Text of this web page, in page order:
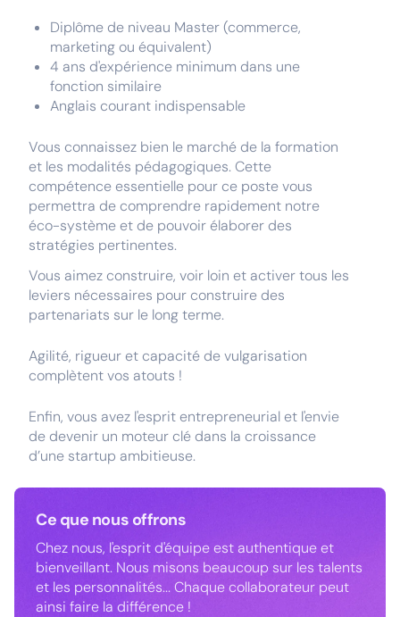
Diplôme de niveau Master (commerce,
marketing ou équivalent)
4 ans d'expérience minimum dans une
fonction similaire
Anglais courant indispensable
Vous connaissez bien le marché de la formation
et les modalités pédagogiques. Cette
compétence essentielle pour ce poste vous
permettra de comprendre rapidement notre
éco-système et de pouvoir élaborer des
stratégies pertinentes.
Vous aimez construire, voir loin et activer tous les
leviers nécessaires pour construire des
partenariats sur le long terme.
Agilité, rigueur et capacité de vulgarisation
complètent vos atouts !
Enfin, vous avez l'esprit entrepreneurial et l'envie
de devenir un moteur clé dans la croissance
d’une startup ambitieuse.
Ce que nous offrons
Chez nous, l'esprit d'équipe est authentique et
bienveillant. Nous misons beaucoup sur les talents
et les personnalités... Chaque collaborateur peut
ainsi faire la différence !